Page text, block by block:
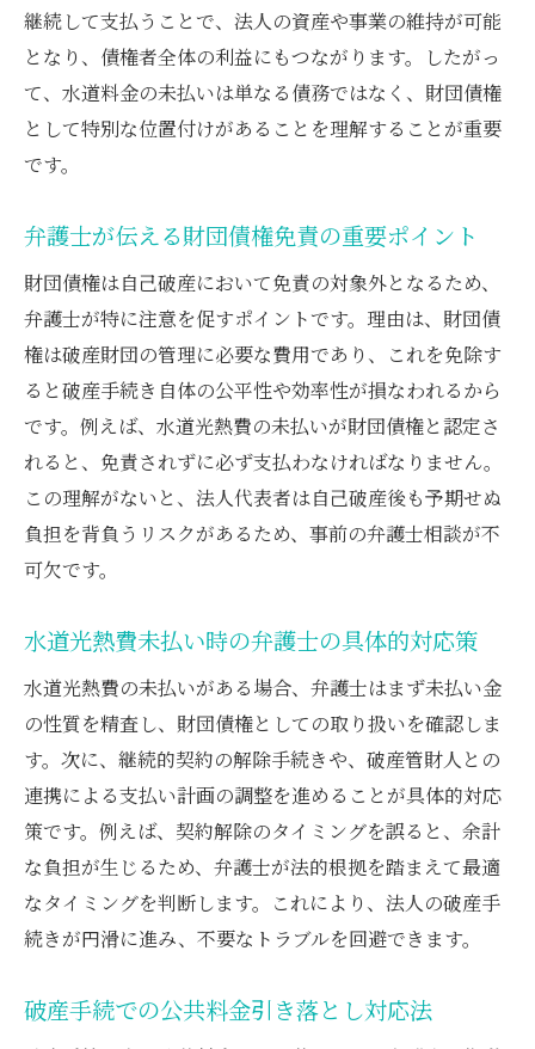
継続して支払うことで、法人の資産や事業の維持が可能
となり、債権者全体の利益にもつながります。したがっ
て、水道料金の未払いは単なる債務ではなく、財団債権
として特別な位置付けがあることを理解することが重要
です。
弁護士が伝える財団債権免責の重要ポイント
財団債権は自己破産において免責の対象外となるため、
弁護士が特に注意を促すポイントです。理由は、財団債
権は破産財団の管理に必要な費用であり、これを免除す
ると破産手続き自体の公平性や効率性が損なわれるから
です。例えば、水道光熱費の未払いが財団債権と認定さ
れると、免責されずに必ず支払わなければなりません。
この理解がないと、法人代表者は自己破産後も予期せぬ
負担を背負うリスクがあるため、事前の弁護士相談が不
可欠です。
水道光熱費未払い時の弁護士の具体的対応策
水道光熱費の未払いがある場合、弁護士はまず未払い金
の性質を精査し、財団債権としての取り扱いを確認しま
す。次に、継続的契約の解除手続きや、破産管財人との
連携による支払い計画の調整を進めることが具体的対応
策です。例えば、契約解除のタイミングを誤ると、余計
な負担が生じるため、弁護士が法的根拠を踏まえて最適
なタイミングを判断します。これにより、法人の破産手
続きが円滑に進み、不要なトラブルを回避できます。
破産手続での公共料金引き落とし対応法